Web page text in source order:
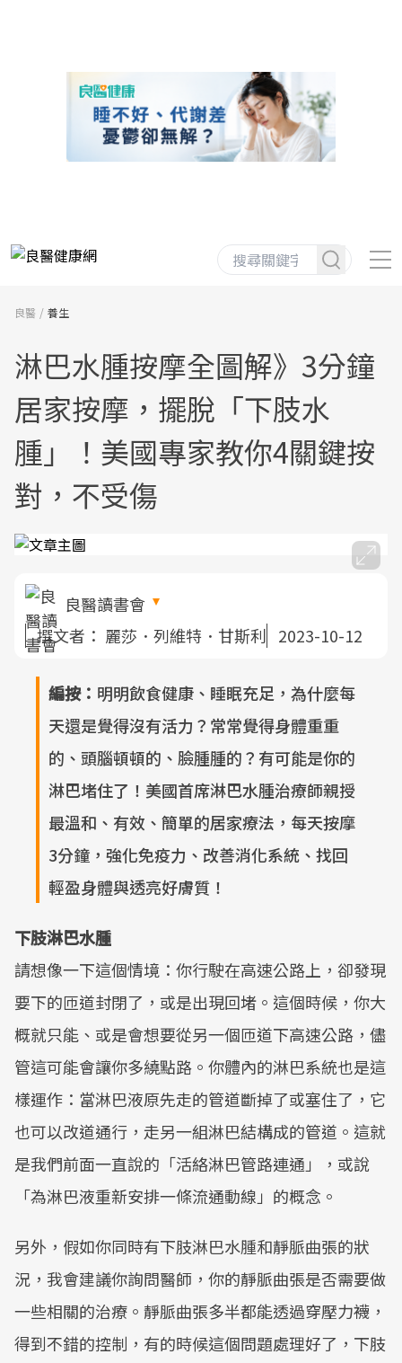
良醫 養生
淋巴水腫按摩全圖解》3分鐘
居家按摩，擺脫「下肢水
腫」！美國專家教你4關鍵按
對，不受傷
良醫讀書會
撰文者： 麗莎．列維特．甘斯利 2023-10-12
編按： 明明飲食健康、睡眠充足，為什麼每
天還是覺得沒有活力？常常覺得身體重重
的、頭腦頓頓的、臉腫腫的？有可能是你的
淋巴堵住了！美國首席淋巴水腫治療師親授
最溫和、有效、簡單的居家療法，每天按摩
3分鐘，強化免疫力、改善消化系統、找回
輕盈身體與透亮好膚質！
下肢淋巴水腫
請想像一下這個情境：你行駛在高速公路上，卻發現
要下的匝道封閉了，或是出現回堵。這個時候，你大
概就只能、或是會想要從另一個匝道下高速公路，儘
管這可能會讓你多繞點路。你體內的淋巴系統也是這
樣運作：當淋巴液原先走的管道斷掉了或塞住了，它
也可以改道通行，走另一組淋巴結構成的管道。這就
是我們前面一直說的「活絡淋巴管路連通」，或說
「為淋巴液重新安排一條流通動線」的概念。
另外，假如你同時有下肢淋巴水腫和靜脈曲張的狀
況，我會建議你詢問醫師，你的靜脈曲張是否需要做
一些相關的治療。靜脈曲張多半都能透過穿壓力襪，
得到不錯的控制，有的時候這個問題處理好了，下肢